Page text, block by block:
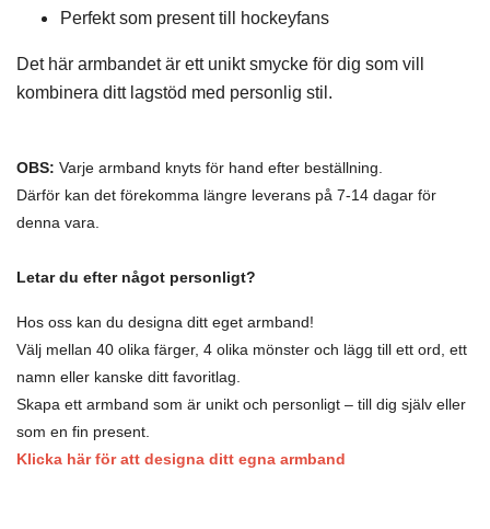
Perfekt som present till hockeyfans
Det här armbandet är ett unikt smycke för dig som vill
kombinera ditt lagstöd med personlig stil.
OBS: Varje armband knyts för hand efter beställning.
Därför kan det förekomma längre leverans på 7-14 dagar för
denna vara.
Letar du efter något personligt?
Hos oss kan du designa ditt eget armband!
Välj mellan 40 olika färger, 4 olika mönster och lägg till ett ord, ett
namn eller kanske ditt favoritlag.
Skapa ett armband som är unikt och personligt – till dig själv eller
som en fin present.
Klicka här för att designa ditt egna armband